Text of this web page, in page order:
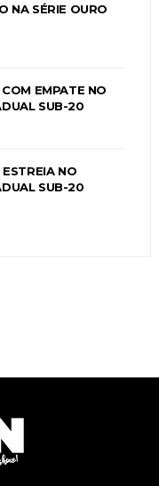
NA SÉRIE OURO
EMPATE NO
SUB-20
NO
SUB-20